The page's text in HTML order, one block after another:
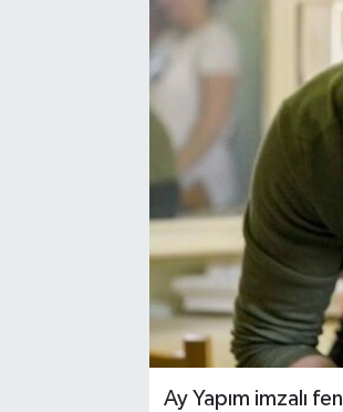
Ay Yapım imzalı